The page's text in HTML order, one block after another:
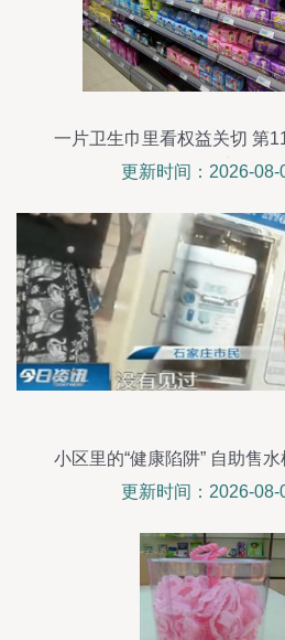
一片卫生巾里看权益关切 第
实追问
更新时间：2026-08-
小区里的“健康陷阱” 自助售
更新时间：2026-08-